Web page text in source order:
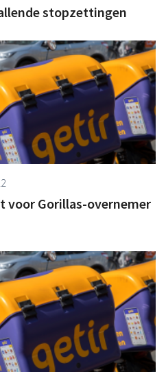
stopzettingen
voor Gorillas-overnemer